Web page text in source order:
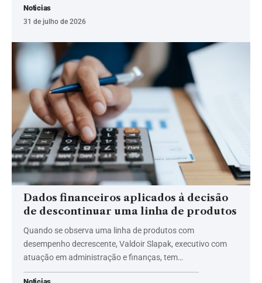
Noticias
31 de julho de 2026
Dados financeiros aplicados à decisão
de descontinuar uma linha de produtos
Quando se observa uma linha de produtos com
desempenho decrescente, Valdoir Slapak, executivo com
atuação em administração e finanças, tem…